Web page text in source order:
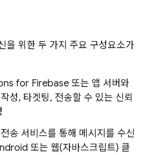
을 위한 두 가지 주요 구성요소가
for Firebase 또는 앱 서버와
성, 타겟팅, 전송할 수 있는 신뢰
송 서비스를 통해 메시지를 수신
또는 웹(자바스크립트) 클